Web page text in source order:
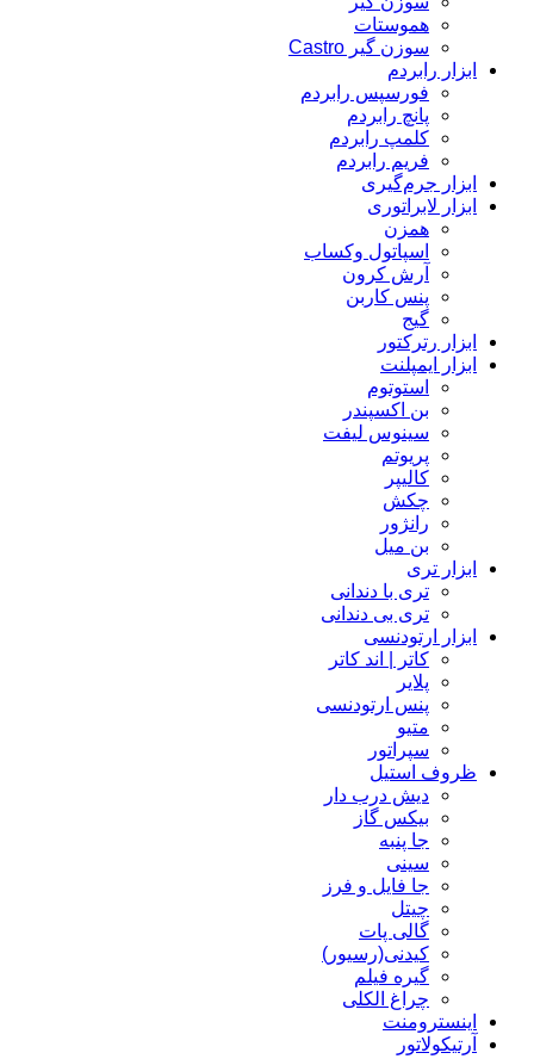
هموستات
سوزن گیر Castro
ابزار رابردم
فورسپس رابردم
پانچ رابردم
کلمپ رابردم
فریم رابردم
ابزار جرم‌گیری
ابزار لابراتوری
همزن
اسپاتول وکساب
آرش کرون
پنس کاربن
گیج
ابزار رترکتور
ابزار ایمپلنت
استوتوم
بن اکسپندر
سینوس لیفت
پریوتم
کالیپر
چکش
رانژور
بن میل
ابزار تری
تری با دندانی
تری بی دندانی
ابزار ارتودنسی
کاتر | اند کاتر
پلایر
پنس ارتودنسی
متیو
سپراتور
ظروف استیل
دیش درب دار
بیکس گاز
جا پنبه
سینی
جا فایل و فرز
چیتل
گالی پات
کیدنی(رسیور)
گیره فیلم
چراغ الکلی
اینسترومنت
آرتیکولاتور